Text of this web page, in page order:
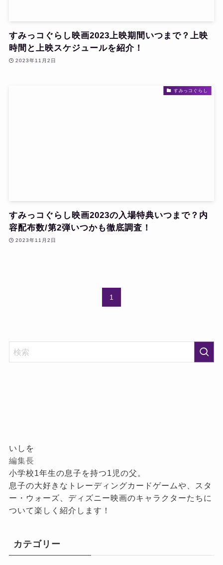
すみっコぐらし映画2023上映期間いつまで？上映
時間と上映スケジュールを紹介！
2023年11月2日
すみっコぐらし
すみっコぐらし映画2023の入場特典いつまで？内
容配布数/第2弾いつかも徹底調査！
2023年11月2日
1
いしを
編集長
小学校1年生の息子を持つ1児の父。
息子の大好きなトレーディングカードゲームや、スタ
ー・ウォーズ、ディズニー映画のキャラクターたちに
ついて楽しく紹介します！
カテゴリー